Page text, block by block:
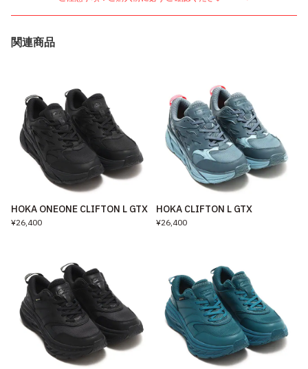
関連商品
HOKA ONEONE CLIFTON L GTX
¥26,400
HOKA CLIFTON L GTX
¥26,400